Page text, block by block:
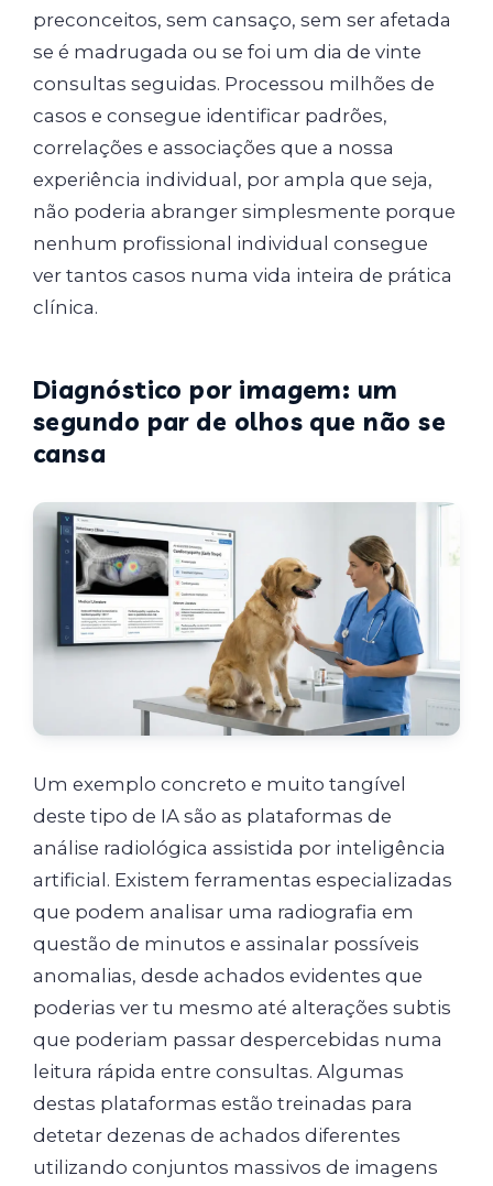
preconceitos, sem cansaço, sem ser afetada
se é madrugada ou se foi um dia de vinte
consultas seguidas. Processou milhões de
casos e consegue identificar padrões,
correlações e associações que a nossa
experiência individual, por ampla que seja,
não poderia abranger simplesmente porque
nenhum profissional individual consegue
ver tantos casos numa vida inteira de prática
clínica.
Diagnóstico por imagem: um
segundo par de olhos que não se
cansa
Um exemplo concreto e muito tangível
deste tipo de IA são as plataformas de
análise radiológica assistida por inteligência
artificial. Existem ferramentas especializadas
que podem analisar uma radiografia em
questão de minutos e assinalar possíveis
anomalias, desde achados evidentes que
poderias ver tu mesmo até alterações subtis
que poderiam passar despercebidas numa
leitura rápida entre consultas. Algumas
destas plataformas estão treinadas para
detetar dezenas de achados diferentes
utilizando conjuntos massivos de imagens